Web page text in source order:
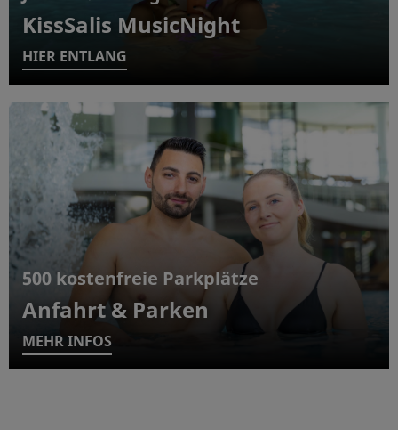
KissSalis MusicNight
HIER ENTLANG
500 kostenfreie Parkplätze
Anfahrt & Parken
MEHR INFOS